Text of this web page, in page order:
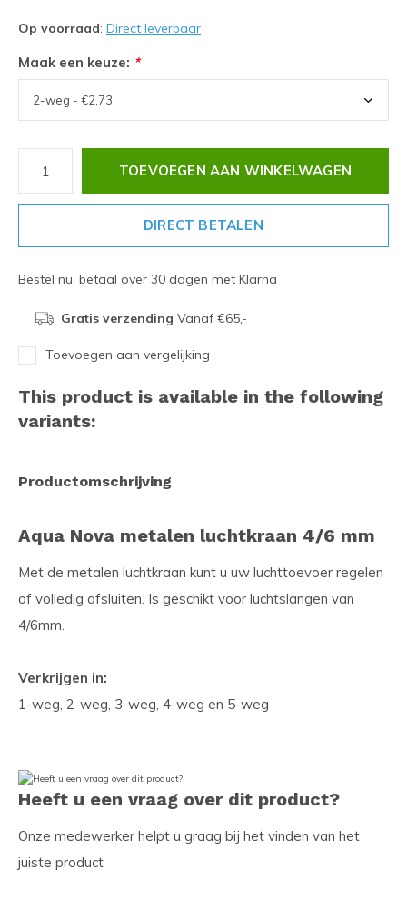
Op voorraad: Direct leverbaar
Maak een keuze: *
TOEVOEGEN AAN WINKELWAGEN
DIRECT BETALEN
Bestel nu, betaal over 30 dagen met Klarna
Gratis verzending Vanaf €65,-
Toevoegen aan vergelijking
This product is available in the following
variants:
Productomschrijving
Aqua Nova metalen luchtkraan 4/6 mm
Met de metalen luchtkraan kunt u uw luchttoevoer regelen
of volledig afsluiten. Is geschikt voor luchtslangen van
4/6mm.
Verkrijgen in:
1-weg, 2-weg, 3-weg, 4-weg en 5-weg
Heeft u een vraag over dit product?
Onze medewerker helpt u graag bij het vinden van het
juiste product